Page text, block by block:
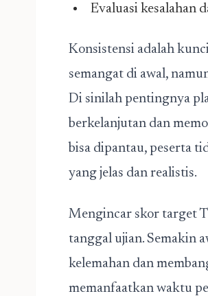
Evaluasi kesalahan
Konsistensi adalah
semangat di awal,
Di sinilah pentingnya
berkelanjutan dan
bisa dipantau, peserta
yang jelas dan realistis.
Mengincar skor target
tanggal ujian. Semakin
kelemahan dan
memanfaatkan waktu